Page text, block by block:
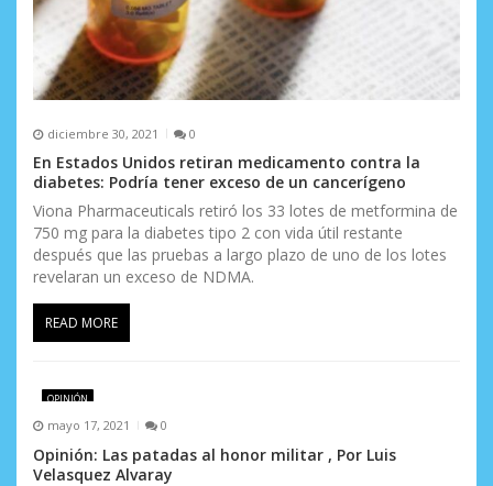
diciembre 30, 2021 0
En Estados Unidos retiran medicamento contra la
diabetes: Podría tener exceso de un cancerígeno
Viona Pharmaceuticals retiró los 33 lotes de metformina de
750 mg para la diabetes tipo 2 con vida útil restante
después que las pruebas a largo plazo de uno de los lotes
revelaran un exceso de NDMA.
READ MORE
OPINIÓN
mayo 17, 2021 0
Opinión: Las patadas al honor militar , Por Luis
Velasquez Alvaray